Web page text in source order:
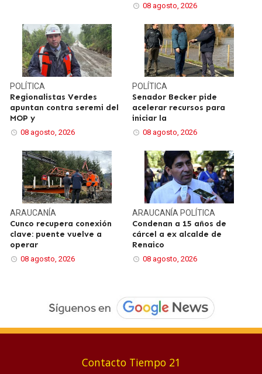
08 agosto, 2026
POLÍTICA
Regionalistas Verdes
apuntan contra seremi del
MOP y
08 agosto, 2026
POLÍTICA
Senador Becker pide
acelerar recursos para
iniciar la
08 agosto, 2026
ARAUCANÍA
Cunco recupera conexión
clave: puente vuelve a
operar
08 agosto, 2026
ARAUCANÍA POLÍTICA
Condenan a 15 años de
cárcel a ex alcalde de
Renaico
08 agosto, 2026
Contacto Tiempo 21